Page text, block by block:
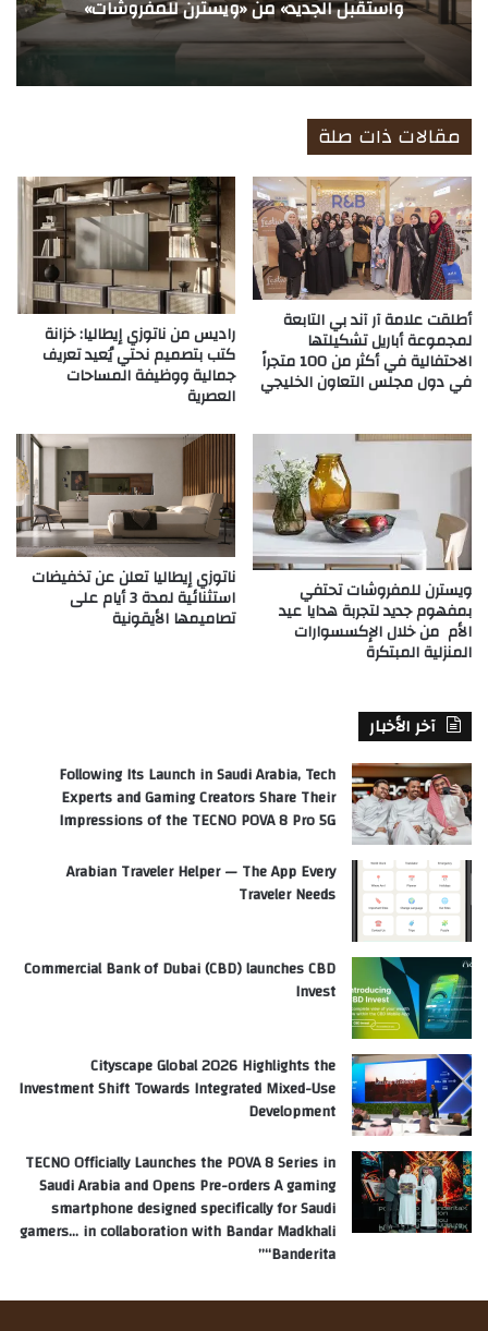
lifestyle destination in Al Quoz
مقالات ذات صلة
أطلقت علامة آر آند بي التابعة
لمجموعة أباريل تشكيلتها
الاحتفالية في أكثر من 100 متجراً
في دول مجلس التعاون الخليجي
راديس من ناتوزي إيطاليا: خزانة
كتب بتصميم نحتي يُعيد تعريف
جمالية ووظيفة المساحات
العصرية
ويسترن للمفروشات تحتفي
بمفهوم جديد لتجربة هدايا عيد
الأم من خلال الإكسسوارات
المنزلية المبتكرة
ناتوزي إيطاليا تعلن عن تخفيضات
استثنائية لمدة 3 أيام على
تصاميمها الأيقونية
آخر الأخبار
Following Its Launch in Saudi Arabia, Tech
Experts and Gaming Creators Share Their
Impressions of the TECNO POVA 8 Pro 5G
Arabian Traveler Helper — The App Every
Traveler Needs
Commercial Bank of Dubai (CBD) launches CBD
Invest
Cityscape Global 2026 Highlights the
Investment Shift Towards Integrated Mixed-Use
Development
TECNO Officially Launches the POVA 8 Series in
Saudi Arabia and Opens Pre-orders A gaming
smartphone designed specifically for Saudi
gamers… in collaboration with Bandar Madkhali
“Banderita”